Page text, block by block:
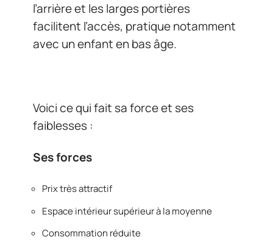
l’arrière et les larges portières
facilitent l’accès, pratique notamment
avec un enfant en bas âge.
Voici ce qui fait sa force et ses
faiblesses :
Ses forces
Prix très attractif
Espace intérieur supérieur à la moyenne
Consommation réduite